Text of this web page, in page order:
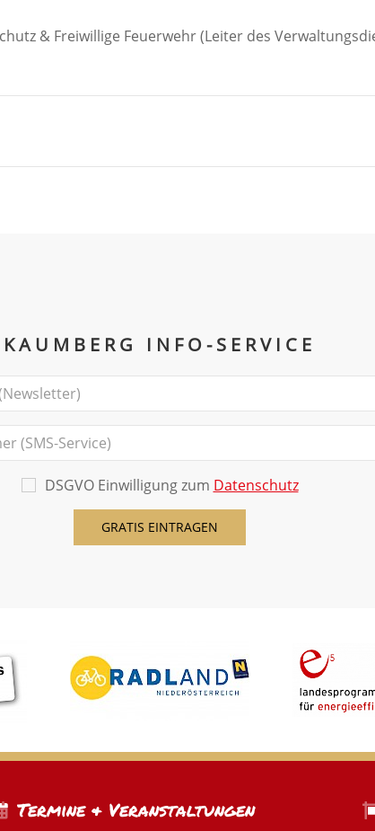
& Freiwillige Feuerwehr (Leiter des
KAUMBERG INFO-SERVICE
DSGVO Einwilligung zum Datenschutz
Termine & Veranstaltungen